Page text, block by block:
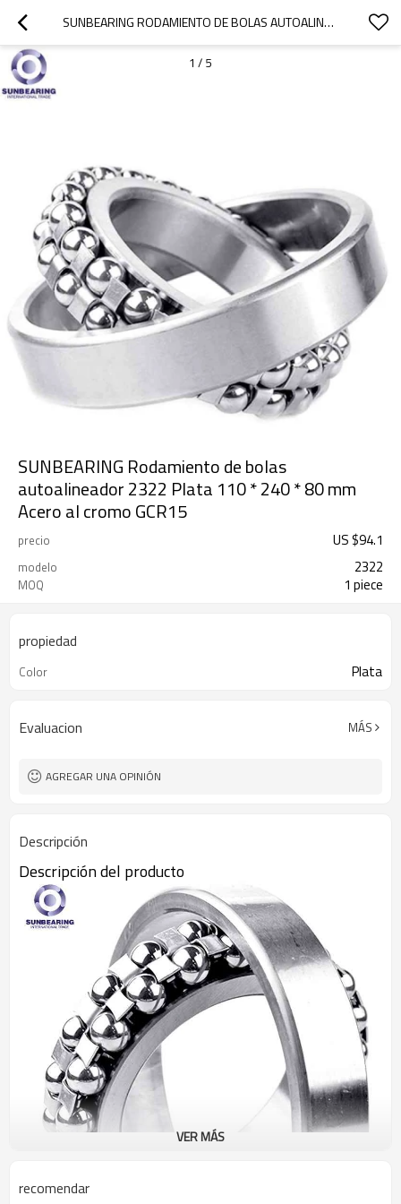
SUNBEARING RODAMIENTO DE BOLAS AUTOALINEADOR 2322 PLATA 110 * 240 * 80 MM ACERO AL CROMO GCR15
1 / 5
SUNBEARING Rodamiento de bolas
autoalineador 2322 Plata 110 * 240 * 80 mm
Acero al cromo GCR15
precio US $94.1
modelo 2322
MOQ 1 piece
propiedad
Color Plata
Evaluacion MÁS
AGREGAR UNA OPINIÓN
Descripción
Descripción del producto
VER MÁS
recomendar